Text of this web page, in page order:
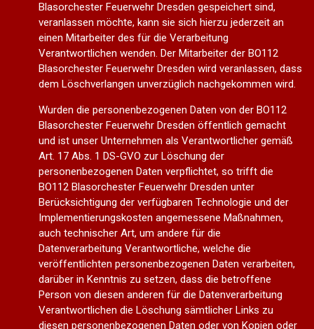
Blasorchester Feuerwehr Dresden gespeichert sind,
veranlassen möchte, kann sie sich hierzu jederzeit an
einen Mitarbeiter des für die Verarbeitung
Verantwortlichen wenden. Der Mitarbeiter der BO112
Blasorchester Feuerwehr Dresden wird veranlassen, dass
dem Löschverlangen unverzüglich nachgekommen wird.
Wurden die personenbezogenen Daten von der BO112
Blasorchester Feuerwehr Dresden öffentlich gemacht
und ist unser Unternehmen als Verantwortlicher gemäß
Art. 17 Abs. 1 DS-GVO zur Löschung der
personenbezogenen Daten verpflichtet, so trifft die
BO112 Blasorchester Feuerwehr Dresden unter
Berücksichtigung der verfügbaren Technologie und der
Implementierungskosten angemessene Maßnahmen,
auch technischer Art, um andere für die
Datenverarbeitung Verantwortliche, welche die
veröffentlichten personenbezogenen Daten verarbeiten,
darüber in Kenntnis zu setzen, dass die betroffene
Person von diesen anderen für die Datenverarbeitung
Verantwortlichen die Löschung sämtlicher Links zu
diesen personenbezogenen Daten oder von Kopien oder